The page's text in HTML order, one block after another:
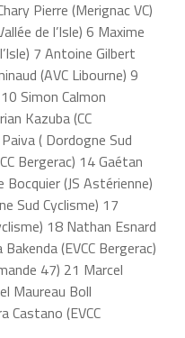
Pierre (Merignac VC)
de l’Isle) 6 Maxime
7 Antoine Gilbert
(AVC Libourne) 9
Simon Calmon
Kazuba (CC
( Dordogne Sud
Bergerac) 14 Gaétan
Bocquier (JS Astérienne)
Sud Cyclisme) 17
18 Nathan Esnard
(EVCC Bergerac)
47) 21 Marcel
Maureau Boll
Castano (EVCC